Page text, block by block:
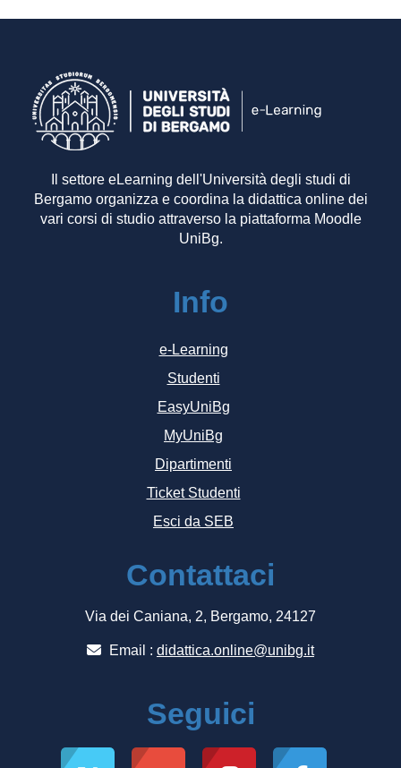
Il settore eLearning dell'Università degli studi di
Bergamo organizza e coordina la didattica online dei
vari corsi di studio attraverso la piattaforma Moodle
UniBg.
Info
e-Learning
Studenti
EasyUniBg
MyUniBg
Dipartimenti
Ticket Studenti
Esci da SEB
Contattaci
Via dei Caniana, 2, Bergamo, 24127
Email : didattica.online@unibg.it
Seguici